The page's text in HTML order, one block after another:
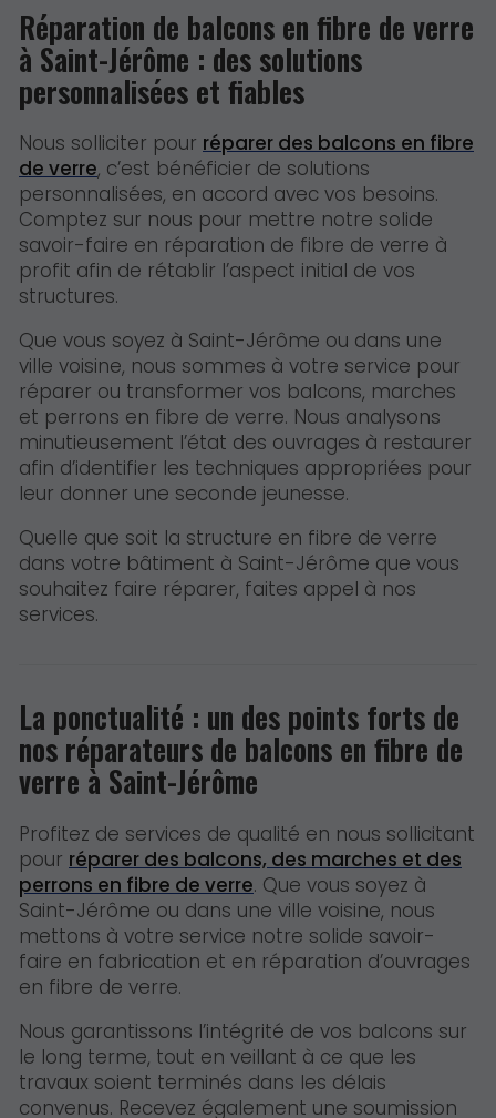
Réparation de balcons en fibre de verre
à Saint-Jérôme : des solutions
personnalisées et fiables
Nous solliciter pour réparer des balcons en fibre
de verre, c’est bénéficier de solutions
personnalisées, en accord avec vos besoins.
Comptez sur nous pour mettre notre solide
savoir-faire en réparation de fibre de verre à
profit afin de rétablir l’aspect initial de vos
structures.
Que vous soyez à Saint-Jérôme ou dans une
ville voisine, nous sommes à votre service pour
réparer ou transformer vos balcons, marches
et perrons en fibre de verre. Nous analysons
minutieusement l’état des ouvrages à restaurer
afin d’identifier les techniques appropriées pour
leur donner une seconde jeunesse.
Quelle que soit la structure en fibre de verre
dans votre bâtiment à Saint-Jérôme que vous
souhaitez faire réparer, faites appel à nos
services.
La ponctualité : un des points forts de
nos réparateurs de balcons en fibre de
verre à Saint-Jérôme
Profitez de services de qualité en nous sollicitant
pour réparer des balcons, des marches et des
perrons en fibre de verre. Que vous soyez à
Saint-Jérôme ou dans une ville voisine, nous
mettons à votre service notre solide savoir-
faire en fabrication et en réparation d’ouvrages
en fibre de verre.
Nous garantissons l’intégrité de vos balcons sur
le long terme, tout en veillant à ce que les
travaux soient terminés dans les délais
convenus. Recevez également une soumission